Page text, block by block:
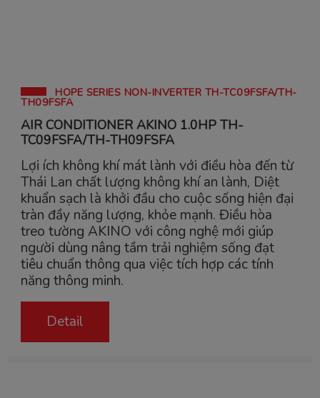
HOPE SERIES NON-INVERTER TH-TC09FSFA/TH-
TH09FSFA
AIR CONDITIONER AKINO 1.0HP TH-
TC09FSFA/TH-TH09FSFA
Lợi ích không khí mát lành với điều hòa đến từ
Thái Lan chất lượng không khí an lành, Diệt
khuẩn sạch là khởi đầu cho cuộc sống hiện đại
tràn đầy năng lượng, khỏe mạnh. Điều hòa
treo tường AKINO với công nghệ mới giúp
người dùng nâng tầm trải nghiệm sống đạt
tiêu chuẩn thông qua việc tích hợp các tính
năng thông minh.
Detail